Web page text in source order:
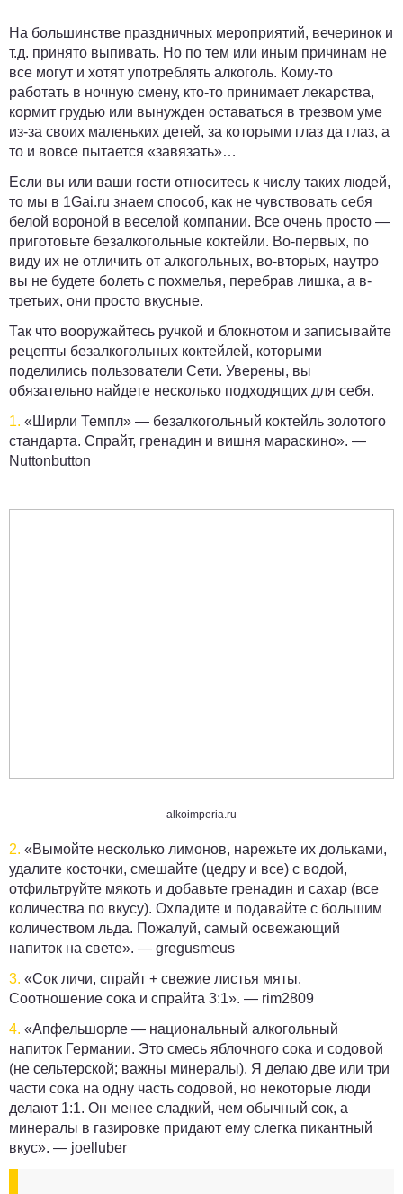
На большинстве праздничных мероприятий, вечеринок и
т.д. принято выпивать. Но по тем или иным причинам не
все могут и хотят употреблять алкоголь. Кому-то
работать в ночную смену, кто-то принимает лекарства,
кормит грудью или вынужден оставаться в трезвом уме
из-за своих маленьких детей, за которыми глаз да глаз, а
то и вовсе пытается «завязать»…
Если вы или ваши гости относитесь к числу таких людей,
то мы в 1Gai.ru знаем способ, как не чувствовать себя
белой вороной в веселой компании. Все очень просто —
приготовьте безалкогольные коктейли. Во-первых, по
виду их не отличить от алкогольных, во-вторых, наутро
вы не будете болеть с похмелья, перебрав лишка, а в-
третьих, они просто вкусные.
Так что вооружайтесь ручкой и блокнотом и записывайте
рецепты безалкогольных коктейлей, которыми
поделились пользователи Сети. Уверены, вы
обязательно найдете несколько подходящих для себя.
1. «Ширли Темпл» — безалкогольный коктейль золотого
стандарта. Спрайт, гренадин и вишня мараскино». —
Nuttonbutton
alkoimperia.ru
2. «Вымойте несколько лимонов, нарежьте их дольками,
удалите косточки, смешайте (цедру и все) с водой,
отфильтруйте мякоть и добавьте гренадин и сахар (все
количества по вкусу). Охладите и подавайте с большим
количеством льда. Пожалуй, самый освежающий
напиток на свете». — gregusmeus
3. «Сок личи, спрайт + свежие листья мяты.
Соотношение сока и спрайта 3:1». — rim2809
4. «Апфельшорле — национальный алкогольный
напиток Германии. Это смесь яблочного сока и содовой
(не сельтерской; важны минералы). Я делаю две или три
части сока на одну часть содовой, но некоторые люди
делают 1:1. Он менее сладкий, чем обычный сок, а
минералы в газировке придают ему слегка пикантный
вкус». — joelluber